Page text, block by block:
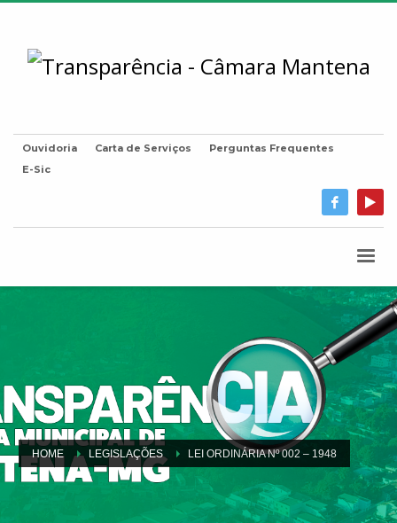
Ouvidoria Carta de Serviços
Perguntas Frequentes
E-Sic
HOME LEGISLAÇÕES LEI ORDINÁRIA Nº 002 – 1948